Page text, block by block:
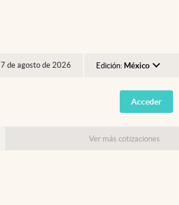
7 de agosto de 2026 Edición: México
Argentina
España
USA
Acceder
Ver más cotizaciones